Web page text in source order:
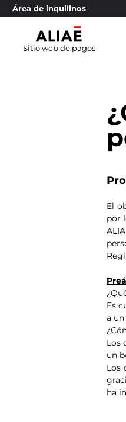
Área de inquilinos
Sitio web de pagos
El
por
Es
a
Los
un
Los
ha